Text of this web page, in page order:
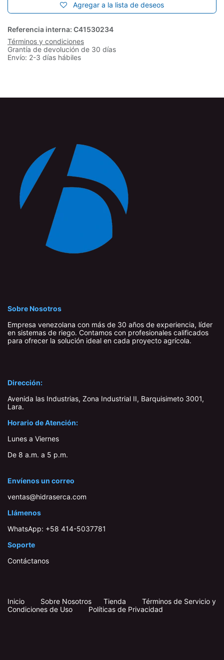
Agregar a la lista de deseos
Referencia interna: C41530234
Términos y condiciones
Grantía de devolución de 30 días
Envío: 2-3 días hábiles
Sobre Nosotros
Empresa venezolana con más de 30 años de experiencia, líder
en sistemas de riego. Contamos con profesionales calificados
para ofrecer la solución ideal en cada proyecto agrícola.
Dirección:
Avenida las Industrias, Zona Industrial II, Barquisimeto 3001,
Lara​.
Horario de Atención:
Lunes a Viernes
De 8 a.m. a 5 p.m.
Envíenos un correo
ventas@hidraserca.com
Llámenos
WhatsApp: +58 414-503778​1
Soporte
Contáctanos
Inicio Sobre Nosotros Tienda
Términos de Servicio y
Condiciones de Uso
Políticas de Privacidad